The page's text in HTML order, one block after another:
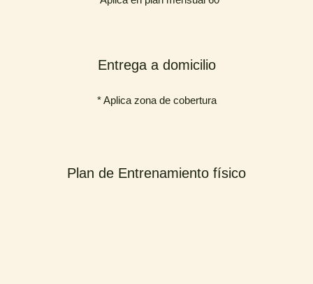
Entrega a domicilio
* Aplica zona de cobertura
Plan de Entrenamiento físico